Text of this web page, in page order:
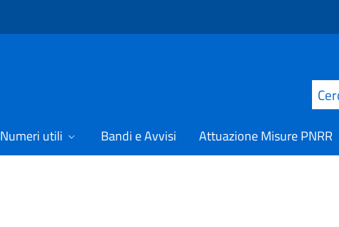
Cerca
Numeri utili Bandi e Avvisi Attuazione Misure PNRR